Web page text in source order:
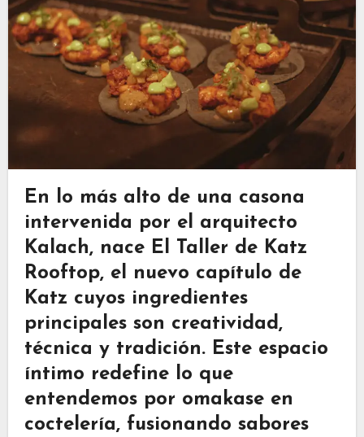
En lo más alto de una casona
intervenida por el arquitecto
Kalach, nace El Taller de Katz
Rooftop, el nuevo capítulo de
Katz cuyos ingredientes
principales son creatividad,
técnica y tradición. Este espacio
íntimo redefine lo que
entendemos por omakase en
coctelería, fusionando sabores